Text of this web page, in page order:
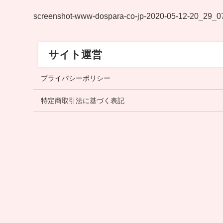
screenshot-www-dospara-co-jp-2020-05-12-
サイト運営
プライバシーポリシー
特定商取引法に基づく表記